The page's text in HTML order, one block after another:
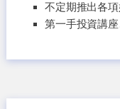
不定期推出各
第一手投資講